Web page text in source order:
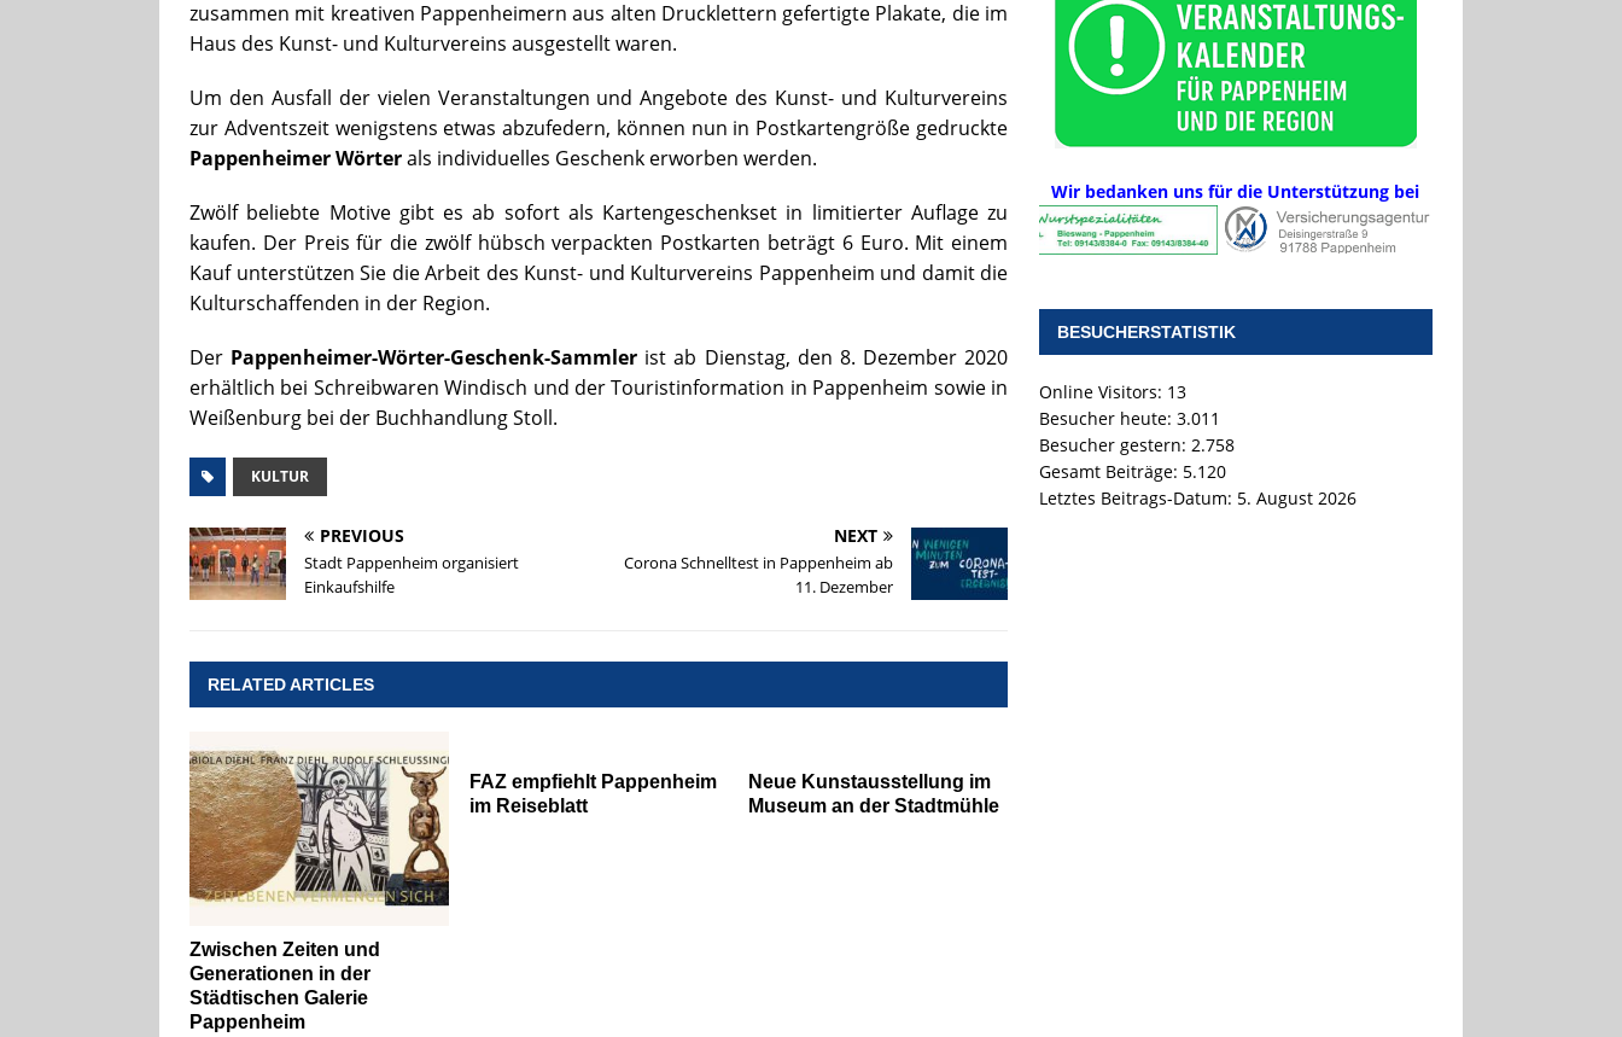
zusammen mit kreativen Pappenheimern aus alten Drucklettern gefertigte Plakate, die im
Haus des Kunst- und Kulturvereins ausgestellt waren.
Um den Ausfall der vielen Veranstaltungen und Angebote des Kunst- und Kulturvereins
zur Adventszeit wenigstens etwas abzufedern, können nun in Postkartengröße gedruckte
Pappenheimer Wörterals individuelles Geschenk erworben werden.
Zwölf beliebte Motive gibt es ab sofort als Kartengeschenkset in limitierter Auflage zu
kaufen. Der Preis für die zwölf hübsch verpackten Postkarten beträgt 6 Euro. Mit einem
Kauf unterstützen Sie die Arbeit des Kunst- und Kulturvereins Pappenheim und damit die
Kulturschaffenden in der Region.
Der Pappenheimer-Wörter-Geschenk-Sammler ist ab Dienstag, den 8. Dezember 2020
erhältlich bei Schreibwaren Windisch und der Touristinformation in Pappenheim sowie in
Weißenburg bei der Buchhandlung Stoll.
KULTUR
PREVIOUS
Stadt Pappenheim organisiert
Einkaufshilfe
NEXT
Corona Schnelltest in Pappenheim ab
11. Dezember
RELATED ARTICLES
Zwischen Zeiten und
Generationen in der
Städtischen Galerie
Pappenheim
FAZ empfiehlt Pappenheim
im Reiseblatt
Neue Kunstausstellung im
Museum an der Stadtmühle
Wir bedanken uns für die Unterstützung bei
BESUCHERSTATISTIK
Online Visitors: 13
Besucher heute: 3.011
Besucher gestern: 2.758
Gesamt Beiträge: 5.120
Letztes Beitrags-Datum: 5. August 2026